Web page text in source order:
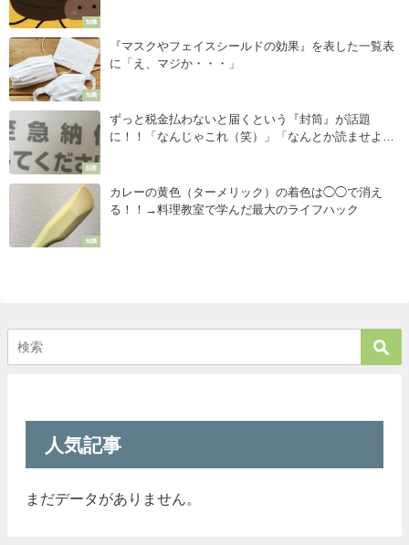
知識
知識
『マスクやフェイスシールドの効果』を表した一覧表
に「え、マジか・・・」
話題
ずっと税金払わないと届くという『封筒』が話題
に！！「なんじゃこれ（笑）」「なんとか読ませよう
知識
カレーの黄色（ターメリック）の着色は◯◯で消え
る！！→料理教室で学んだ最大のライフハック
人気記事
まだデータがありません。